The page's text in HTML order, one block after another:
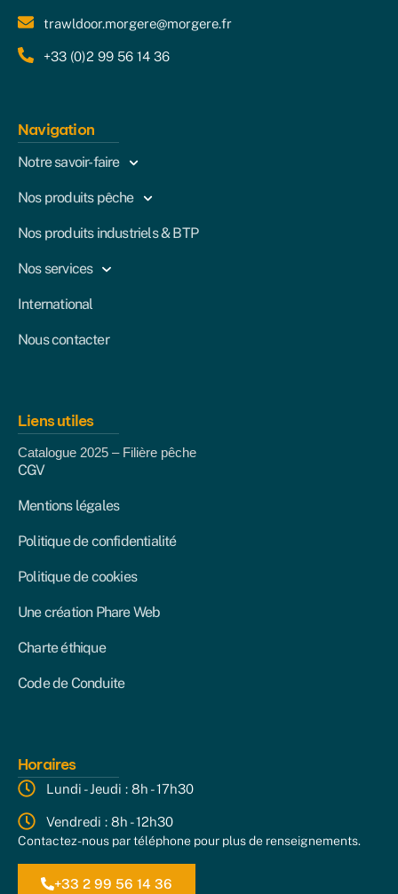
trawldoor.morgere@morgere.fr
+33 (0)2 99 56 14 36
Navigation
Notre savoir-faire
Nos produits pêche
Nos produits industriels & BTP
Nos services
International
Nous contacter
Liens utiles
Catalogue 2025 – Filière pêche
CGV
Mentions légales
Politique de confidentialité
Politique de cookies
Une création Phare Web
Charte éthique
Code de Conduite
Horaires
Lundi - Jeudi : 8h - 17h30
Vendredi : 8h - 12h30
Contactez-nous par téléphone pour plus de renseignements.
+33 2 99 56 14 36